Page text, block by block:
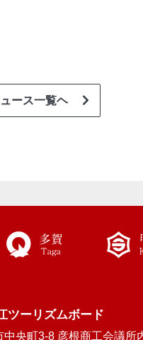
ース一覧ヘ
ツーリズムボード
中央町3-8 彦根商工会議所